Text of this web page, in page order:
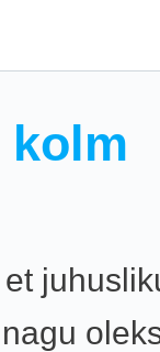
kolm